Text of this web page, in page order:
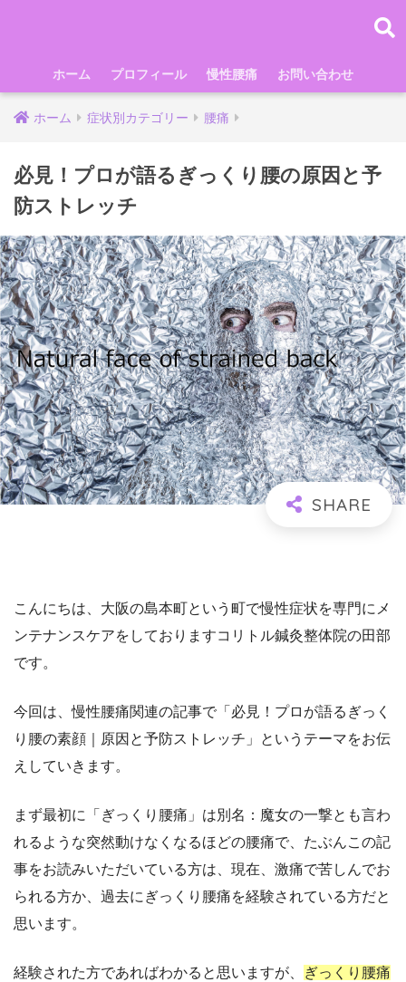
ホーム プロフィール 慢性腰痛 お問い合わせ
ホーム 症状別カテゴリー 腰痛
必見！プロが語るぎっくり腰の原因と予
防ストレッチ
こんにちは、大阪の島本町という町で慢性症状を専門にメ
ンテナンスケアをしておりますコリトル鍼灸整体院の田部
です。
今回は、慢性腰痛関連の記事で「必見！プロが語るぎっく
り腰の素顔｜原因と予防ストレッチ」というテーマをお伝
えしていきます。
まず最初に「ぎっくり腰痛」は別名：魔女の一撃とも言わ
れるような突然動けなくなるほどの腰痛で、たぶんこの記
事をお読みいただいている方は、現在、激痛で苦しんでお
られる方か、過去にぎっくり腰痛を経験されている方だと
思います。
経験された方であればわかると思いますが、
ぎっくり腰痛